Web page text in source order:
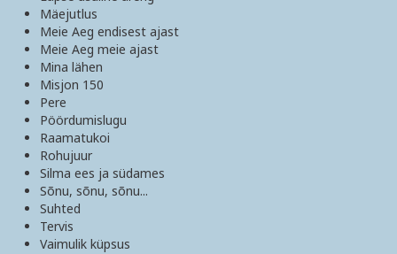
Mäejutlus
Meie Aeg endisest ajast
Meie Aeg meie ajast
Mina lähen
Misjon 150
Pere
Pöördumislugu
Raamatukoi
Rohujuur
Silma ees ja südames
Sõnu, sõnu, sõnu...
Suhted
Tervis
Vaimulik küpsus